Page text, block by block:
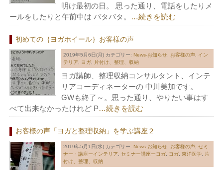
明け最初の日。 思った通り、電話をしたりメ
ールをしたりと午前中は バタバタ。 …続きを読む
初めての｛ヨガホイール｝お客様の声
2019年5月6日(月) カテゴリー: News-お知らせ, お客様の声, イン
テリア, ヨガ, 片付け、整理、収納
ヨガ講師、整理収納コンサルタント、インテ
リアコーディネーターの 中川美加です。
GWも終了～。思った通り、やりたい事はす
べて出来なかったけれど P…続きを読む
お客様の声「ヨガと整理収納」を学ぶ講座２
2019年5月1日(水) カテゴリー: News-お知らせ, お客様の声,セミ
ナー・講座ーインテリア,セミナー講座ーヨガ, ヨガ,東洋医学, 片
付け、整理、収納